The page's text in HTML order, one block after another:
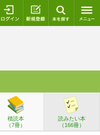
ログイン 新規登録
積読本
（7冊）
読みたい本
（166冊）